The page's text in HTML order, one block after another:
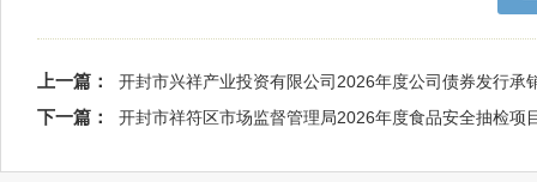
上一篇： 开封市兴祥产业投资有限公司2026年度公司债券发行承
下一篇： 开封市祥符区市场监督管理局2026年度食品安全抽检项